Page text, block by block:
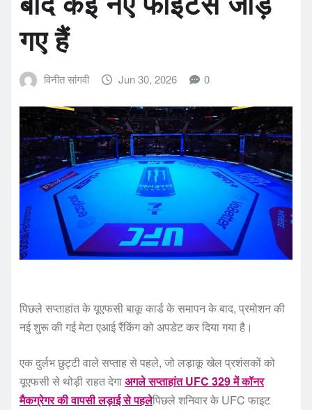
गए हैं
विनीत सांगवी Jun 30, 2026 0
पिछले सप्ताहांत के यूएफसी बाकू कार्ड के समापन के बाद, प्रमोशन की
नई शुरू की गई मेटा एआई रैंकिंग को अपडेट कर दिया गया है।
एक दुर्लभ छुट्टी वाले सप्ताह से पहले, जो लड़ाकू खेल प्रशंसकों को
यूएफसी से थोड़ी राहत देगाअगले सप्ताहांत UFC 329 में कॉनर
मैकग्रेगर की वापसी लड़ाई से पहलेपिछले शनिवार के UFC फाइट